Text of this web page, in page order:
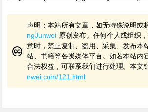
声明：本站所有文章，如无特殊说明或
ngJunwei 原创发布。任何个人或组织
意时，禁止复制、盗用、采集、发布本
站、书籍等各类媒体平台。如若本站内
合法权益，可联系我们进行处理。本文
nwei.com/121.html